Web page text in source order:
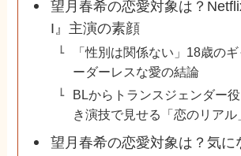
望月春希の恋愛対象は？
I』主演の素顔
「性別は関係ない」18歳の
ーダーレスな愛の結論
BLからトランスジェンダー
き演技で見せる「恋のリアル
望月春希の恋愛対象は？気に